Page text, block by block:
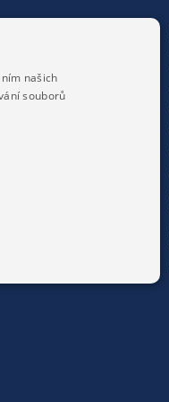
Personální obsazení
školní jídelny
našich
souborů